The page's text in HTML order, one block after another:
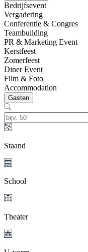
Bedrijfsevent
Vergadering
Conferentie & Congres
Teambuilding
PR & Marketing Event
Kerstfeest
Zomerfeest
Diner Event
Film & Foto
Accommodation
Gasten
Staand
School
Theater